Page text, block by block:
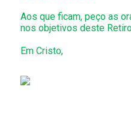
Aos que ficam, peço as
nos objetivos deste
Em Cristo,